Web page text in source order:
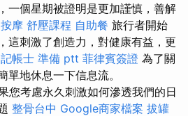
一個星期被證明是更加謹慎，善解
摩 舒壓課程 自助餐 旅行者開始
這刺激了創造力，對健康有益，更
記帳士 準備 ptt 菲律賓簽證 為了關
單地休息一下信息流。
您考慮永久刺激如何滲透我們的日
整骨台中 Google商家檔案 拔罐